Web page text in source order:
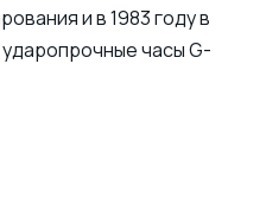
и в 1983 году в
часы G-